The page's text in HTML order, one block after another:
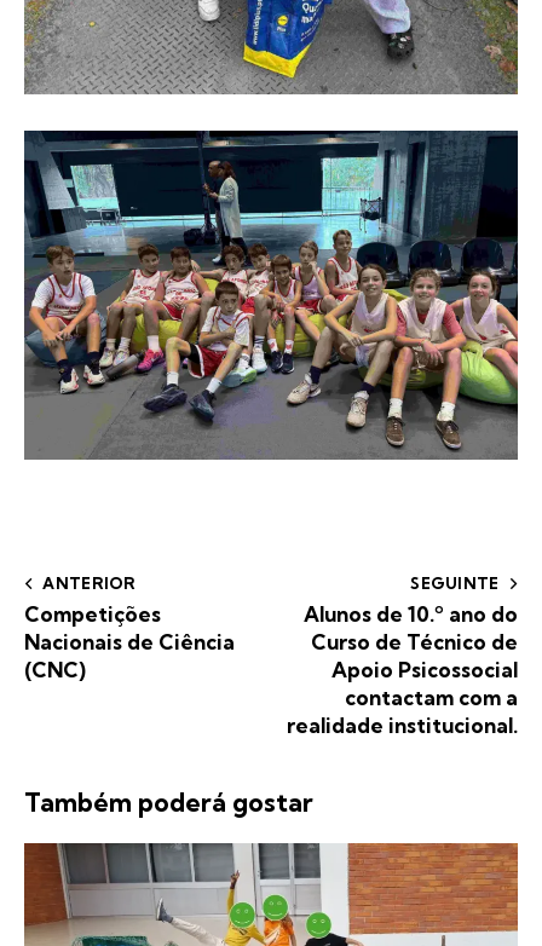
ANTERIOR
Competições
Nacionais de Ciência
(CNC)
SEGUINTE
Alunos de 10.º ano do
Curso de Técnico de
Apoio Psicossocial
contactam com a
realidade institucional.
Também poderá gostar